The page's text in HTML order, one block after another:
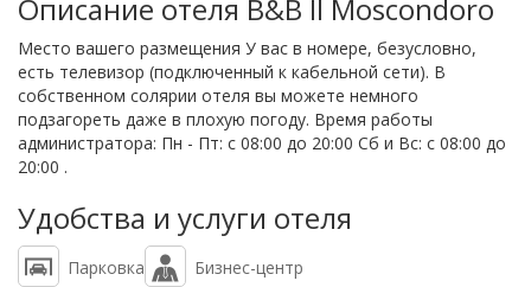
Описание отеля B&B Il Moscondoro
Место вашего размещения У вас в номере, безусловно,
есть телевизор (подключенный к кабельной сети). В
собственном солярии отеля вы можете немного
подзагореть даже в плохую погоду. Время работы
администратора: Пн - Пт: с 08:00 до 20:00 Сб и Вс: с 08:00 до
20:00 .
Удобства и услуги отеля
Парковка Бизнес-центр